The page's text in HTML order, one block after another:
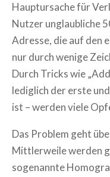
Hauptursache für
Nutzer unglaubliche
Adresse, die auf den
nur durch wenige
Durch Tricks wie
lediglich der erste
ist – werden viele
Das Problem geht
Mittlerweile werden
sogenannte